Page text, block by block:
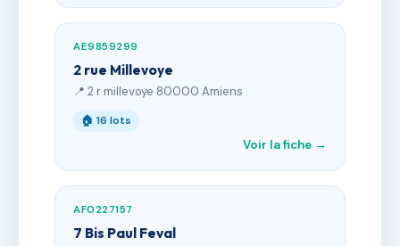
AE9859299
2 rue Millevoye
📍 2 r millevoye 80000 Amiens
🏠 16 lots
Voir la fiche →
AF0227157
7 Bis Paul Feval